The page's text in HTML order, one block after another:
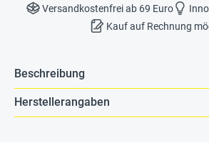
Versandkostenfrei ab 69 Euro
Kauf auf Rechnung
Beschreibung
Herstellerangaben